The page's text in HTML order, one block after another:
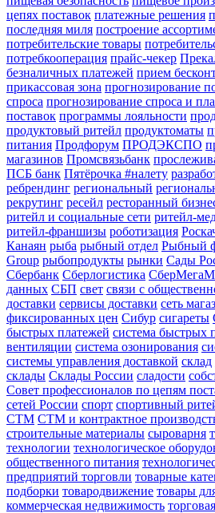
цепях поставок платежные решения
последняя миля построение
потребительские товары
потребкооперация прайс-чекер
безналичных платежей прием
прикассовая зона прогнозирование
спроса прогнозирование спроса и
поставок программы лояльности
продуктовый ритейл продуктоматы
питания Продфорум ПРОДЭКСПО
магазинов Промсвязьбанк
ПСБ банк Пятёрочка #налету
ребрендинг региональный
рекрутинг ресейл ресторанный
ритейл и социальные сети ритейл-
ритейл-франшизы роботизация
Канаян рыба рыбный отдел Рыбный
Group рыбопродукты рынки Сады
Сбербанк Сберлогистика
данных СБП свет связи с
доставки сервисы доставки сеть
фиксированных цен Сибур сигареты
быстрых платежей система быстрых
вентиляции система озонирования
системы управления доставкой склад
склады Склады России сладости
Совет профессионалов по цепям
сетей России спорт спортивный
СТМ СТМ и контрактное
строительные материалы сыроварня
технологии технологическое
общественного питания
предприятий торговли товарные
подборки товародвижение товары
коммерческая недвижимость